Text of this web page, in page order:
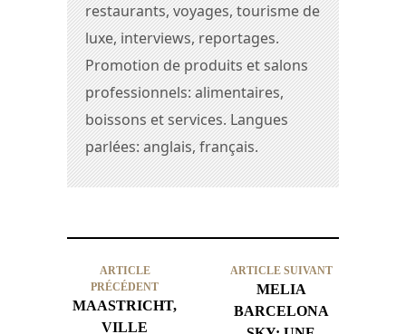
restaurants, voyages, tourisme de
luxe, interviews, reportages.
Promotion de produits et salons
professionnels: alimentaires,
boissons et services. Langues
parlées: anglais, français.
ARTICLE
PRÉCÉDENT
MAASTRICHT,
VILLE
ARTICLE SUIVANT
MELIA
BARCELONA